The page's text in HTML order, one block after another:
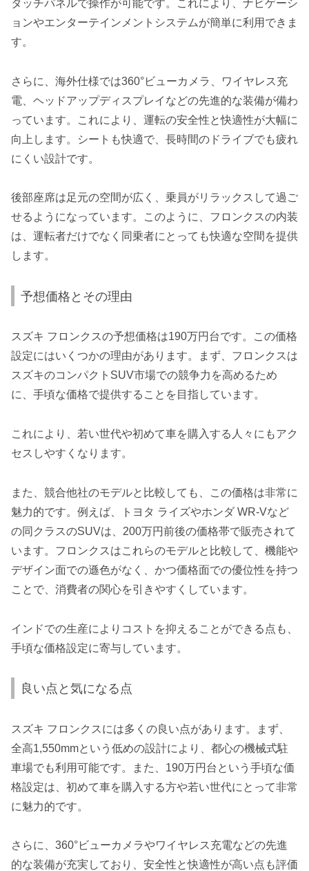
タッチパネルで操作が可能です。これにより、ナビゲーシ
ョンやエンターテインメントシステムが簡単に利用できま
す。
さらに、海外仕様では360°ビューカメラ、ワイヤレス充
電、ヘッドアップディスプレイなどの先進的な装備が備わ
っています。これにより、運転の安全性と快適性が大幅に
向上します。シートも快適で、長時間のドライブでも疲れ
にくい設計です。
後部座席は足元の空間が広く、乗員がリラックスして過ご
せるようになっています。このように、フロンクスの内装
は、運転者だけでなく同乗者にとっても快適な空間を提供
します。
予想価格とその理由
スズキ フロンクスの予想価格は190万円台です。この価格
設定にはいくつかの理由があります。まず、フロンクスは
スズキのコンパクトSUV市場での競争力を高めるため
に、手頃な価格で提供することを目指しています。
これにより、若い世代や初めて車を購入する人々にもアク
セスしやすくなります。
また、競合他社のモデルと比較しても、この価格は非常に
魅力的です。例えば、トヨタ ライズやホンダ WR-Vなど
の同クラスのSUVは、200万円前後の価格帯で販売されて
います。フロンクスはこれらのモデルと比較して、機能や
デザイン面での遜色がなく、かつ価格面での優位性を持つ
ことで、消費者の関心を引きやすくしています。
インドでの生産によりコストを抑えることができる点も、
手頃な価格設定に寄与しています。
良い点と気になる点
スズキ フロンクスには多くの良い点があります。まず、
全高1,550mmという低めの設計により、都心の機械式駐
車場でも利用可能です。また、190万円台という手頃な価
格設定は、初めて車を購入する方や若い世代にとって非常
に魅力的です。
さらに、360°ビューカメラやワイヤレス充電などの先進
的な装備が充実しており、安全性と快適性が高い点も評価